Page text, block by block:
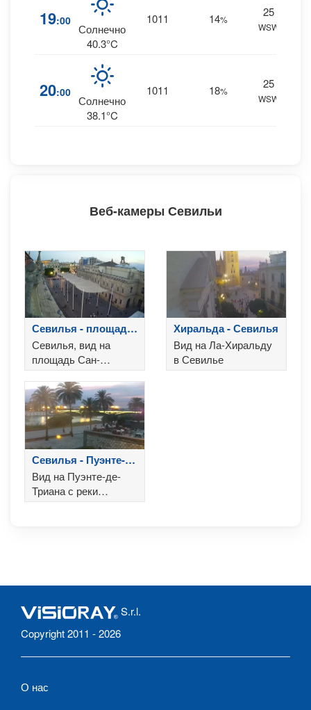
19:00
Солнечно
40.3°C
1011 14%
25
WSW
20:00
Солнечно
38.1°C
1011 18%
25
WSW
Веб-камеры Севильи
Севилья - площадь
Сан-Франциско
Севилья, вид на
площадь Сан-
Франциско
Хиральда - Севилья
Вид на Ла-Хиральду
в Севилье
Севилья - Пуэнте-
де-Триана
Вид на Пуэнте-де-
Триана с реки
Гвадалквивир
S.r.l.
Copyright 2011 - 2026
О нас